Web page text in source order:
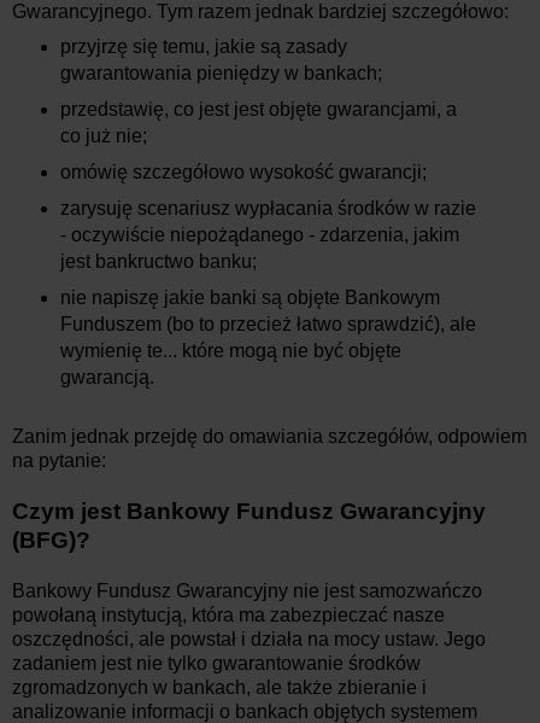
Gwarancyjnego. Tym razem jednak bardziej szczegółowo:
przyjrzę się temu, jakie są zasady
gwarantowania pieniędzy w bankach;
przedstawię, co jest jest objęte gwarancjami, a
co już nie;
omówię szczegółowo wysokość gwarancji;
zarysuję scenariusz wypłacania środków w razie
- oczywiście niepożądanego - zdarzenia, jakim
jest bankructwo banku;
nie napiszę jakie banki są objęte Bankowym
Funduszem (bo to przecież łatwo sprawdzić), ale
wymienię te... które mogą nie być objęte
gwarancją.
Zanim jednak przejdę do omawiania szczegółów, odpowiem
na pytanie:
Czym jest Bankowy Fundusz Gwarancyjny
(BFG)?
Bankowy Fundusz Gwarancyjny nie jest samozwańczo
powołaną instytucją, która ma zabezpieczać nasze
oszczędności, ale powstał i działa na mocy ustaw. Jego
zadaniem jest nie tylko gwarantowanie środków
zgromadzonych w bankach, ale także zbieranie i
analizowanie informacji o bankach objętych systemem